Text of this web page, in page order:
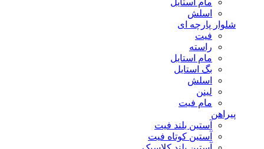
مام استایل
اسلش
شلوار پارچه ای
فیت
راسته
مام استایل
بگ استایل
اسلش
لینن
مام فیت
پیراهن
آستین بلند فیت
آستین کوتاه فیت